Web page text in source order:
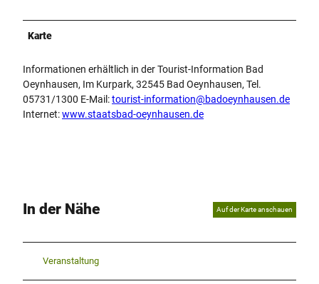
Karte
Informationen erhältlich in der Tourist-Information Bad
Oeynhausen, Im Kurpark, 32545 Bad Oeynhausen, Tel.
05731/1300 E-Mail:tourist-information@badoeynhausen.de
Internet:www.staatsbad-oeynhausen.de
In der Nähe Auf der Karte anschauen
Veranstaltung